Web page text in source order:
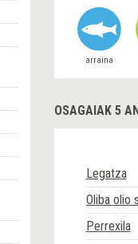
arraina
OSAGAIAK 5
Legatza
Oliba olio
Perrexila